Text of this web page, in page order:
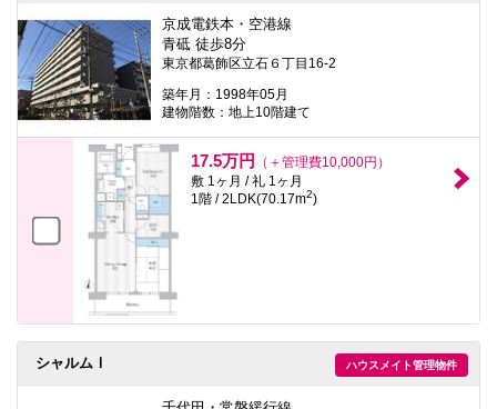
京成電鉄本・空港線
青砥 徒歩8分
東京都葛飾区立石６丁目16-2
築年月：1998年05月
建物階数：地上10階建て
17.5万円
（＋管理費10,000円）
敷 1ヶ月 / 礼 1ヶ月
1階 / 2LDK(70.17m2)
ハウスメイト管理物件
シャルムⅠ